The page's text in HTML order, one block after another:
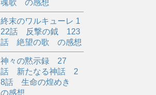
魂歌 の感想
終末のワルキューレ 1
22話 反撃の鉞 123
話 絶望の歌 の感想
神々の黙示録 27
話 新たなる神話 2
8話 生命の煌めき
の感想